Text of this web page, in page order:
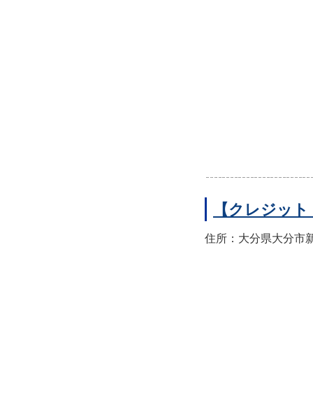
【クレジッ
住所：大分県大分市